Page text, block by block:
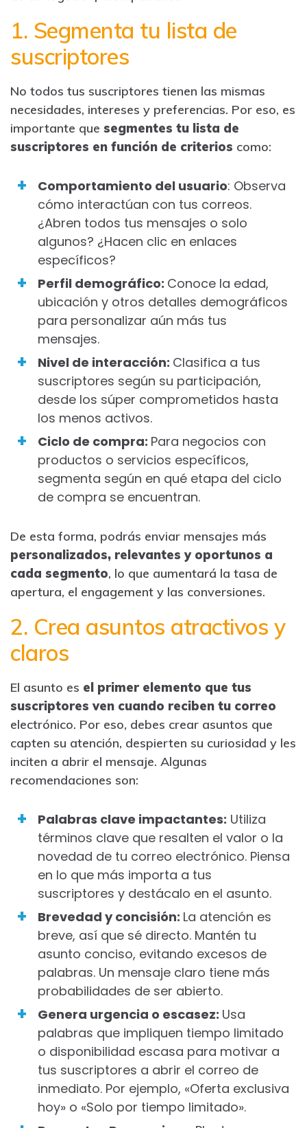
1. Segmenta tu lista de
suscriptores
No todos tus suscriptores tienen las mismas
necesidades, intereses y preferencias. Por eso, es
importante que segmentes tu lista de
suscriptores en función de criterios como:
Comportamiento del usuario: Observa
cómo interactúan con tus correos.
¿Abren todos tus mensajes o solo
algunos? ¿Hacen clic en enlaces
específicos?
Perfil demográfico: Conoce la edad,
ubicación y otros detalles demográficos
para personalizar aún más tus
mensajes.
Nivel de interacción: Clasifica a tus
suscriptores según su participación,
desde los súper comprometidos hasta
los menos activos.
Ciclo de compra: Para negocios con
productos o servicios específicos,
segmenta según en qué etapa del ciclo
de compra se encuentran.
De esta forma, podrás enviar mensajes más
personalizados, relevantes y oportunos a
cada segmento, lo que aumentará la tasa de
apertura, el engagement y las conversiones.
2. Crea asuntos atractivos y
claros
El asunto es el primer elemento que tus
suscriptores ven cuando reciben tu correo
electrónico. Por eso, debes crear asuntos que
capten su atención, despierten su curiosidad y les
inciten a abrir el mensaje. Algunas
recomendaciones son:
Palabras clave impactantes: Utiliza
términos clave que resalten el valor o la
novedad de tu correo electrónico. Piensa
en lo que más importa a tus
suscriptores y destácalo en el asunto.
Brevedad y concisión: La atención es
breve, así que sé directo. Mantén tu
asunto conciso, evitando excesos de
palabras. Un mensaje claro tiene más
probabilidades de ser abierto.
Genera urgencia o escasez: Usa
palabras que impliquen tiempo limitado
o disponibilidad escasa para motivar a
tus suscriptores a abrir el correo de
inmediato. Por ejemplo, «Oferta exclusiva
hoy» o «Solo por tiempo limitado».